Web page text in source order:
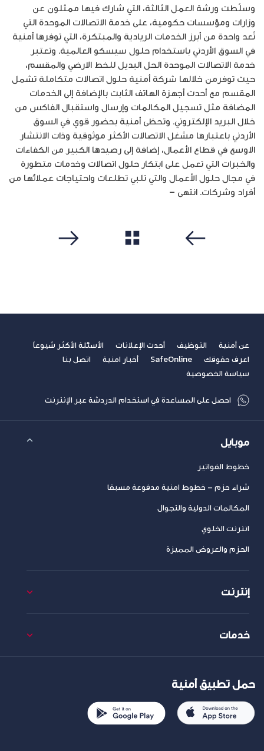
وسلّطت ورشة العمل الثالثة، التي شارك فيها ممثلون عن
وزارات ومؤسسات حكومية، على خدمة الاتصالات الموحدة التي
تُعد واحدة من أبرز الخدمات الريادية والمبتكرة، التي توفرها أمنية
في السوق الأردني باستخدام حلول سيسكو العالمية. وتعتبر
خدمة الاتصالات الموحدة الحل البديل للخط الارضي والمقسم،
حيث توفرمن خلالها شركة أمنية حلول اتصالات متكاملة تشمل
المقسم مع أحدث أجهزة الهاتف الثابت بالإضافة إلى الخدمات
المضافة مثل تسجيل المكالمات وإرسال واستقبال الفاكس من
خلال البريد الإلكتروني. وتحظى أمنية بحضور قوي في السوق
الأردني باعتبارها مشغل الاتصالات الأكثر موثوقية وذات الانتشار
الاوسع في قطاع الأعمال، إضافة إلى رصيدها الكبير من الكفاءات
والخبرات التي تعمل على ابتكار حلول اتصالات وخدمات متطورة
في مجال حلول الأعمال والتي تلبي تطلعات واحتياجات عملائها من
أفراد وشركات. انتهى –
عن أمنية التوظيف أحدث الإعلانات
الأسئلة الأكثر شيوعاً
اعرف حقوقك
SafeOnline أخبار امنية
اتصل بنا
سياسة الخصوصية
احصل على المساعدة في استخدام الدردشة عبر الإنترنت
موبايل
خطوط الفواتير
شراء حزم – خطوط امنية مدفوعة مسبقا
المكالمات الدولية والتجوال
انترنت الخلوي
الحزم والعروض المميزة
إنترنت
خدمات
حمل تطبيق أمنية